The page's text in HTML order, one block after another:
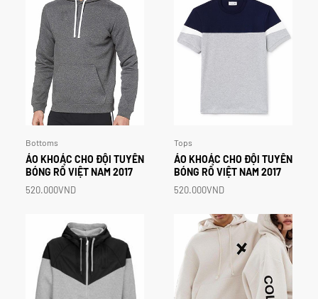
Bottoms
ÁO KHOÁC CHO ĐỘI TUYỂN
BÓNG RỔ VIỆTNAM2017
520.000VND
Tops
ÁO KHOÁC CHO ĐỘI TUYỂN
BÓNG RỔ VIỆTNAM2017
520.000VND